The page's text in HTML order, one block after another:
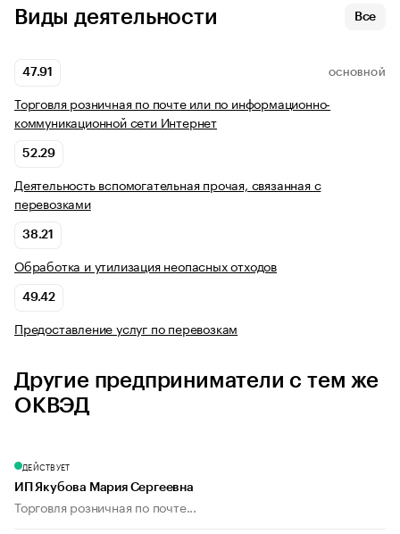
Виды деятельности Все
47.91 ОСНОВНОЙ
Торговля розничная по почте или по информационно-
коммуникационной сети Интернет
52.29
Деятельность вспомогательная прочая, связанная с
перевозками
38.21
Обработка и утилизация неопасных отходов
49.42
Предоставление услуг по перевозкам
Другие предприниматели с тем же
ОКВЭД
ДЕЙСТВУЕТ
ИП Якубова Мария Сергеевна
Торговля розничная по почте...